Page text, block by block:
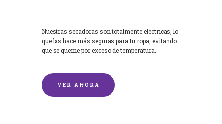
Nuestras secadoras son totalmente eléctricas, lo
que las hace más seguras para tu ropa, evitando
que se queme por exceso de temperatura.
VER AHORA